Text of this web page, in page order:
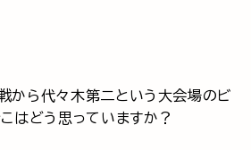
から代々木第二という大会場のビ
はどう思っていますか？